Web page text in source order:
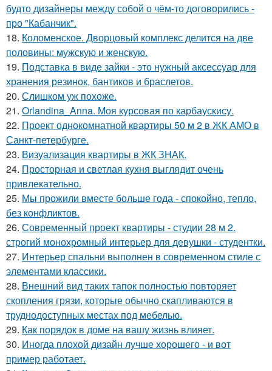
будто дизайнеры между собой о чём-то договорились -
про "Кабанчик".
18. Коломенское. Дворцовый комплекс делится на две
половины: мужскую и женскую.
19. Подставка в виде зайки - это нужный аксессуар для
хранения резинок, бантиков и браслетов.
20. Слишком уж похоже.
21. Orlandina_Anna. Моя курсовая по карбаускису.
22. Проект однокомнатной квартиры 50 м 2 в ЖК АМО в
Санкт-петербурге.
23. Визуализация квартиры в ЖК ЗНАК.
24. Просторная и светлая кухня выглядит очень
привлекательно.
25. Мы прожили вместе больше года - спокойно, тепло,
без конфликтов.
26. Современный проект квартиры - студии 28 м 2.
строгий монохромный интерьер для девушки - студентки.
27. Интерьер спальни выполнен в современном стиле с
элементами классики.
28. Внешний вид таких тапок полностью повторяет
скопления грязи, которые обычно скапливаются в
труднодоступных местах под мебелью.
29. Как порядок в доме на вашу жизнь влияет.
30. Иногда плохой дизайн лучше хорошего - и вот
пример работает.